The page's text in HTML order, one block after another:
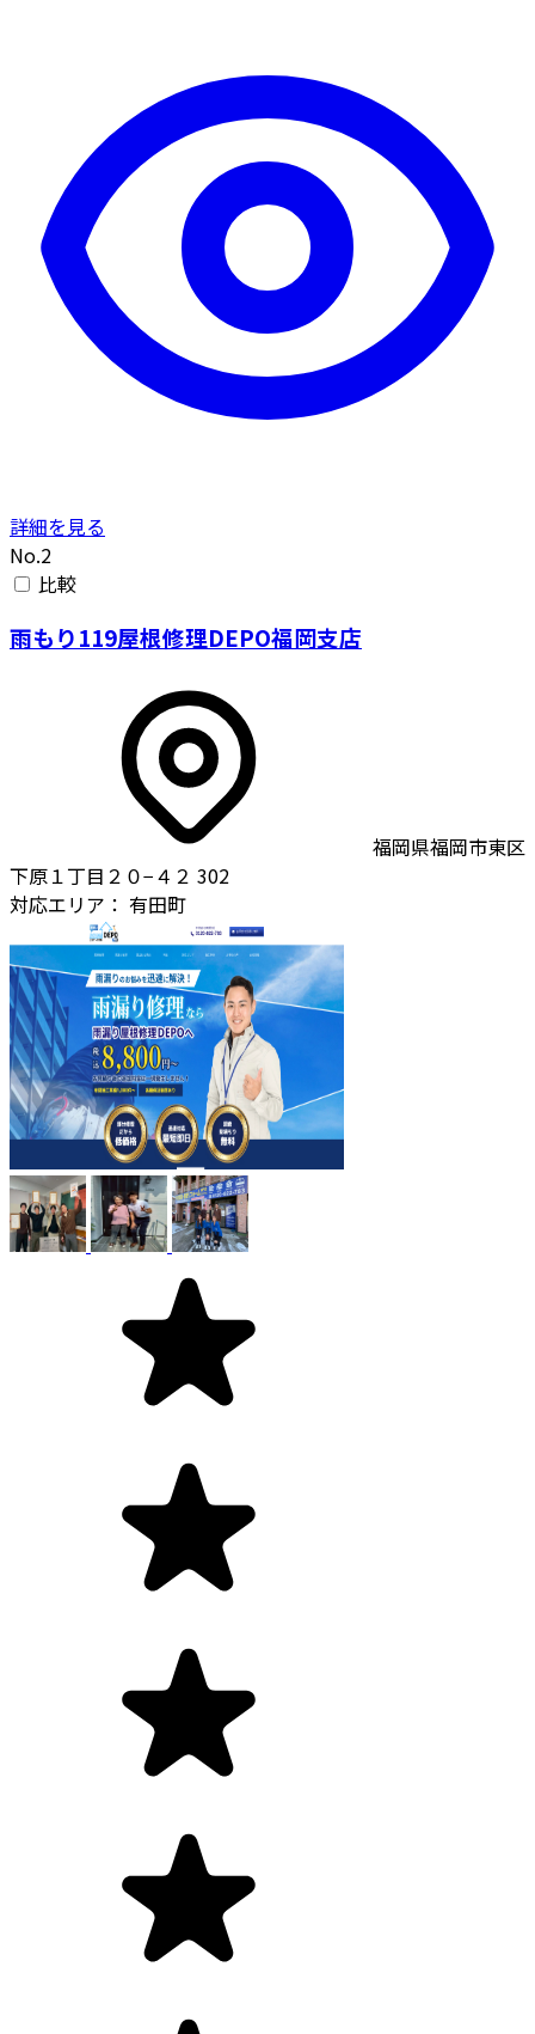
詳細を見る
No.2
比較
雨もり119屋根修理DEPO福岡支店
福岡県福岡市東区
下原１丁目２０−４２ 302
対応エリア： 有田町